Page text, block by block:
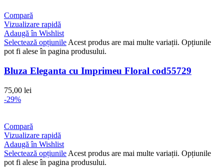
Compară
Vizualizare rapidă
Adaugă în Wishlist
Selectează opțiunile Acest produs are mai multe variații. Opțiunile
pot fi alese în pagina produsului.
Bluza Eleganta cu Imprimeu Floral cod55729
75,00 lei
-29%
Compară
Vizualizare rapidă
Adaugă în Wishlist
Selectează opțiunile Acest produs are mai multe variații. Opțiunile
pot fi alese în pagina produsului.